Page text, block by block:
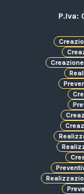
P.Iva: